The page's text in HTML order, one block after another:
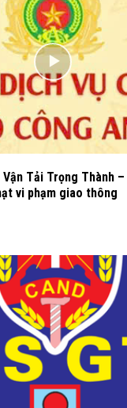
Tải Trọng Thành
vi phạm giao thông